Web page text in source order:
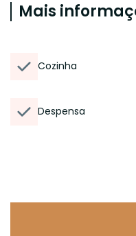
Mais
Cozinha
Despensa